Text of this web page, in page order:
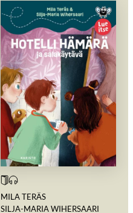
MILA TERÄS
SILJA-MARIA WIHERSAARI